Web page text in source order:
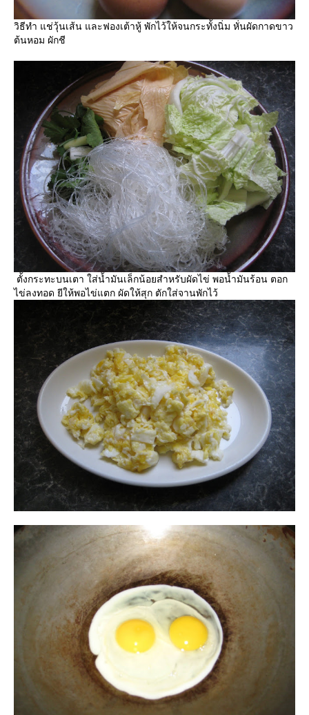
วิธีทำ แช่วุ้นเส้น และฟองเต้าหู้ พักไว้ให้จนกระทั้งนิ่ม หั่นผัดกาดขาว
ต้นหอม ผักชี
ตั้งกระทะบนเตา ใส่น้ำมันเล็กน้อยสำหรับผัดไข่ พอน้ำมันร้อน ตอก
ไข่ลงทอด ยีให้พอไข่แตก ผัดให้สุก ตักใส่จานพักไว้